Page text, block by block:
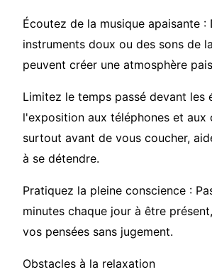
Écoutez de la musique apaisante :
instruments doux ou des sons de
peuvent créer une atmosphère
Limitez le temps passé devant les
l'exposition aux téléphones et aux
surtout avant de vous coucher,
à se détendre.
Pratiquez la pleine conscience :
minutes chaque jour à être
vos pensées sans jugement.
Obstacles à la relaxation